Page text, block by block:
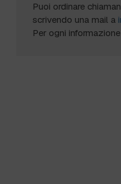
Puoi ordinare
scrivendo una mail a
Per ogni